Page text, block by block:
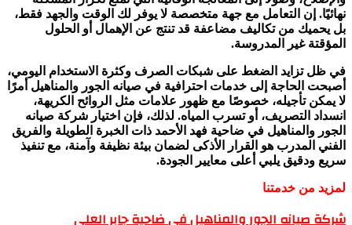
نهائيًا. إن التعامل مع جهة متخصصة لا يوفر لك الوقت والجهد فقط،
بل يحميك من تكاليف مضاعفة قد تنتج عن الإهمال أو الحلول
المؤقتة غير المدروسة.
في ظل تزايد الضغط على شبكات الصرف وكثرة الاستخدام اليومي،
أصبحت الحاجة إلى خدمات احترافية في صيانه الجور والمناهيل أمرًا
لا يمكن تأجيله، خصوصًا مع ظهور علامات مثل الروائح الكريهة،
انسداد التصريف، أو تسرب المياه. لذلك، فإن اختيار شركة صيانه
الجور والمناهيل في ضاحية فهد الأحمد ذات الخبرة الطويلة والفريق
الفني المدرب هو القرار الأذكى لضمان بيئة نظيفة وآمنة، مع تنفيذ
سريع ودقيق يلبي أعلى معايير الجودة.
لمزيد من خدمتنا
شركة صيانه الجور والمناهيل في ضاحية جابر العلي